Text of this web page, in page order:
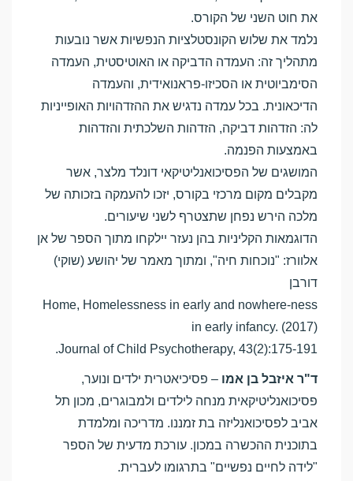
את חוט השני של הקורס.
נלמד את שלוש הקונסטלציות הנפשיות אשר נובעות
מתהליך זה: העמדה הדביקה או האוטיסטית, העמדה
הסימביוטית או הסכיזו-פראנואידית, והעמדה
הדיכאונית. בכל עמדה נדגיש את ההזדהויות האופייניות
לה: הזדהות דביקה, הזדהות השלכתית והזדהות
באמצעות הפנמה.
המושגים של הפסיכואנליטיקאי דונלד מלצר, אשר
מקבלים מקום מרכזי בקורס, יזכו להעמקה בזכותה של
מלכה הירש נפחן שתצטרף לשני שיעורים.
הדוגמאות הקליניות בהן נעזר יילקחו מתוך הספר של אן
אלוורז: "נוכחות חיה", ומתוך מאמר של יהושע (שוקי)
דורבן
Home, Homelessness in early and nowhere-ness
in early infancy. (2017)
Journal of Child Psychotherapy, 43(2):175-191.
ד"ר איזבל בן אמו – פסיכיאטרית ילדים ונוער,
פסיכואנליטיקאית מנחה לילדים ולמבוגרים, מכון תל
אביב לפסיכואנליזה בת זמננו. מדריכה ומלמדת
בתוכנית ההכשרה במכון. עורכת מדעית של הספר
"לידה לחיים נפשיים" בתרגומו לעברית.